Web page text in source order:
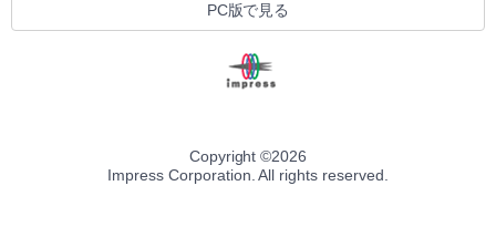
PC版で見る
Copyright ©2026
Impress Corporation. All rights reserved.